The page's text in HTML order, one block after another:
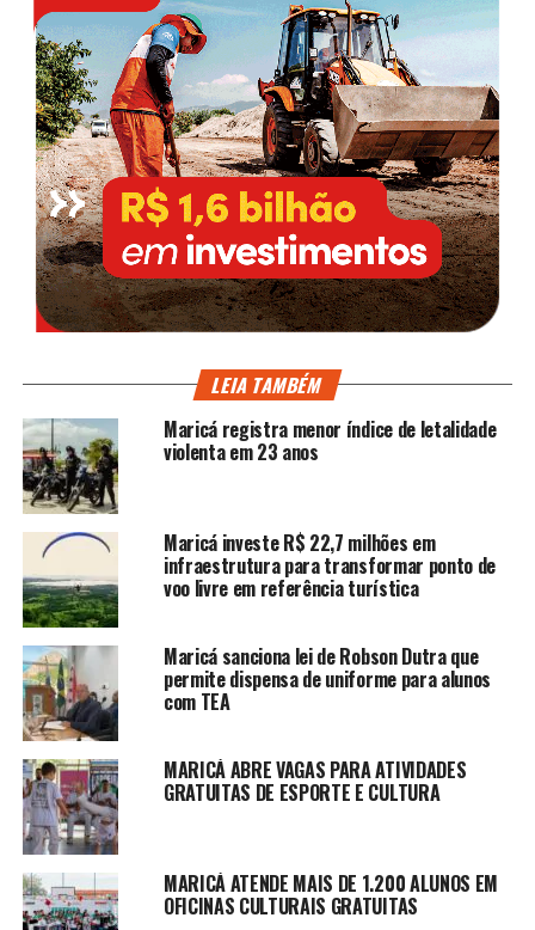
LEIA TAMBÉM
Maricá registra menor índice de letalidade
violenta em 23 anos
Maricá investe R$ 22,7 milhões em
infraestrutura para transformar ponto de
voo livre em referência turística
Maricá sanciona lei de Robson Dutra que
permite dispensa de uniforme para alunos
com TEA
MARICÁ ABRE VAGAS PARA ATIVIDADES
GRATUITAS DE ESPORTE E CULTURA
MARICÁ ATENDE MAIS DE 1.200 ALUNOS EM
OFICINAS CULTURAIS GRATUITAS